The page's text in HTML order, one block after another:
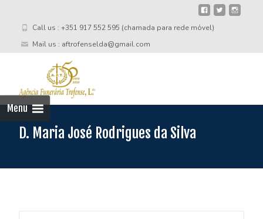
Call us : +351 917 552 595 (chamada para rede móvel)
Mail us : aftrofenselda@gmail.com
Menu
D. Maria José Rodrigues da Silva